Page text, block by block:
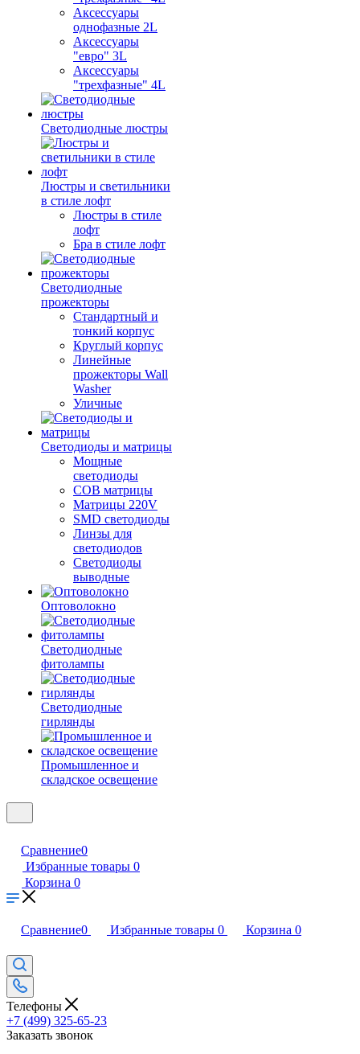
Аксессуары
однофазные 2L
Аксессуары
"евро" 3L
Аксессуары
"трехфазные" 4L
Светодиодные люстры
Люстры и светильники
в стиле лофт
Люстры в стиле
лофт
Бра в стиле лофт
Светодиодные
прожекторы
Стандартный и
тонкий корпус
Круглый корпус
Линейные
прожекторы Wall
Washer
Уличные
Светодиоды и матрицы
Мощные
светодиоды
COB матрицы
Матрицы 220V
SMD светодиоды
Линзы для
светодиодов
Светодиоды
выводные
Оптоволокно
Светодиодные
фитолампы
Светодиодные
гирлянды
Промышленное и
складское освещение
Сравнение0
Избранные товары 0
Корзина 0
Сравнение0 Избранные товары 0 Корзина 0
Телефоны
+7 (499) 325-65-23
Заказать звонок